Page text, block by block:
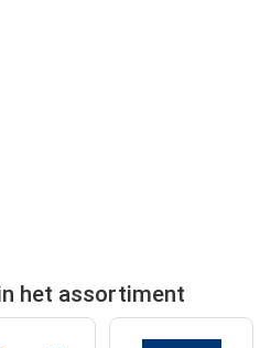
het assortiment